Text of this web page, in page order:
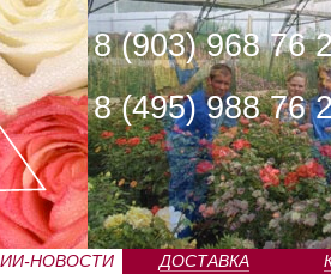
8 (903) 968 76
8 (495) 988 76
НОВОСТИ ДОСТАВКА